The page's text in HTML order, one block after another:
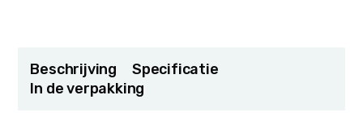
Beschrijving
Specificatie
In de verpakking